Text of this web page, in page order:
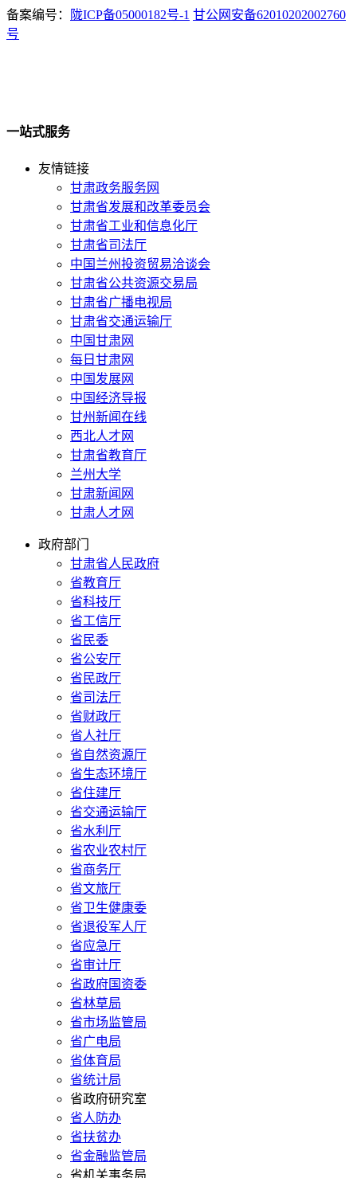
备案编号： 陇ICP备05000182号-1 甘公网安备62010202002760
号
一站式服务
友情链接
甘肃政务服务网
甘肃省发展和改革委员会
甘肃省工业和信息化厅
甘肃省司法厅
中国兰州投资贸易洽谈会
甘肃省公共资源交易局
甘肃省广播电视局
甘肃省交通运输厅
中国甘肃网
每日甘肃网
中国发展网
中国经济导报
甘州新闻在线
西北人才网
甘肃省教育厅
兰州大学
甘肃新闻网
甘肃人才网
政府部门
甘肃省人民政府
省教育厅
省科技厅
省工信厅
省民委
省公安厅
省民政厅
省司法厅
省财政厅
省人社厅
省自然资源厅
省生态环境厅
省住建厅
省交通运输厅
省水利厅
省农业农村厅
省商务厅
省文旅厅
省卫生健康委
省退役军人厅
省应急厅
省审计厅
省政府国资委
省林草局
省市场监管局
省广电局
省体育局
省统计局
省政府研究室
省人防办
省扶贫办
省金融监管局
省机关事务局